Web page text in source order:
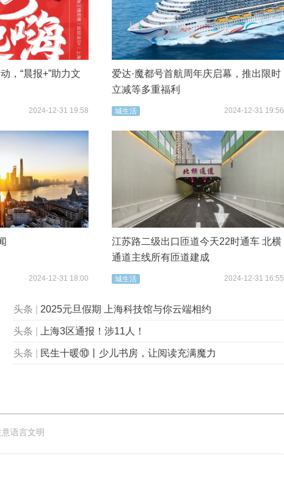
，“晨报+”助力文
2024-12-31 19:58
爱达·魔都号首航周年庆启幕，推出限时
立减等多重福利
城生活 2024-12-31 19:56
2024-12-31 18:00
江苏路二级出口匝道今天22时通车 北横
通道主线所有匝道建成
城生活 2024-12-31 16:55
头条 2025元旦假期 上海科技馆与你云端相约
头条 上海3区通报！涉11人！
头条 民生十暖⑩丨少儿书房，让阅读充满魔力
语言文明